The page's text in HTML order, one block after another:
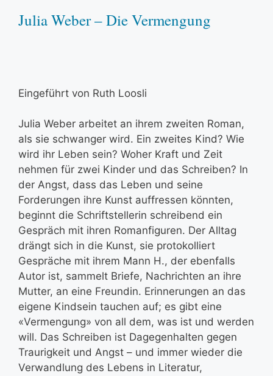
Julia Weber – Die Vermengung
Eingeführt von Ruth Loosli
Julia Weber arbeitet an ihrem zweiten Roman,
als sie schwanger wird. Ein zweites Kind? Wie
wird ihr Leben sein? Woher Kraft und Zeit
nehmen für zwei Kinder und das Schreiben? In
der Angst, dass das Leben und seine
Forderungen ihre Kunst auffressen könnten,
beginnt die Schriftstellerin schreibend ein
Gespräch mit ihren Romanfiguren. Der Alltag
drängt sich in die Kunst, sie protokolliert
Gespräche mit ihrem Mann H., der ebenfalls
Autor ist, sammelt Briefe, Nachrichten an ihre
Mutter, an eine Freundin. Erinnerungen an das
eigene Kindsein tauchen auf; es gibt eine
«Vermengung» von all dem, was ist und werden
will. Das Schreiben ist Dagegenhalten gegen
Traurigkeit und Angst – und immer wieder die
Verwandlung des Lebens in Literatur,